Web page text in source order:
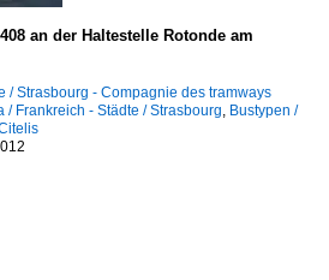
an der Haltestelle Rotonde am
/ Strasbourg - Compagnie des tramways
/ Frankreich - Städte / Strasbourg, Bustypen /